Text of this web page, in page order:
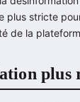
plus stricte
de la
plus